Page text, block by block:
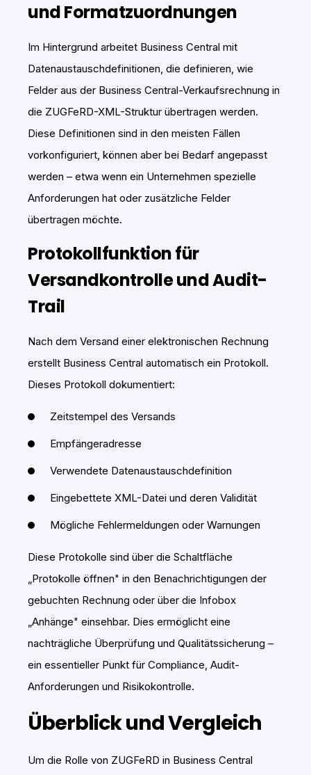
und Formatzuordnungen
Im Hintergrund arbeitet Business Central mit
Datenaustauschdefinitionen, die definieren, wie
Felder aus der Business Central-Verkaufsrechnung in
die ZUGFeRD-XML-Struktur übertragen werden.
Diese Definitionen sind in den meisten Fällen
vorkonfiguriert, können aber bei Bedarf angepasst
werden – etwa wenn ein Unternehmen spezielle
Anforderungen hat oder zusätzliche Felder
übertragen möchte.
Protokollfunktion für
Versandkontrolle und Audit-
Trail
Nach dem Versand einer elektronischen Rechnung
erstellt Business Central automatisch ein Protokoll.
Dieses Protokoll dokumentiert:
Zeitstempel des Versands
Empfängeradresse
Verwendete Datenaustauschdefinition
Eingebettete XML-Datei und deren Validität
Mögliche Fehlermeldungen oder Warnungen
Diese Protokolle sind über die Schaltfläche
„Protokolle öffnen" in den Benachrichtigungen der
gebuchten Rechnung oder über die Infobox
„Anhänge" einsehbar. Dies ermöglicht eine
nachträgliche Überprüfung und Qualitätssicherung –
ein essentieller Punkt für Compliance, Audit-
Anforderungen und Risikokontrolle.
Überblick und Vergleich
Um die Rolle von ZUGFeRD in Business Central